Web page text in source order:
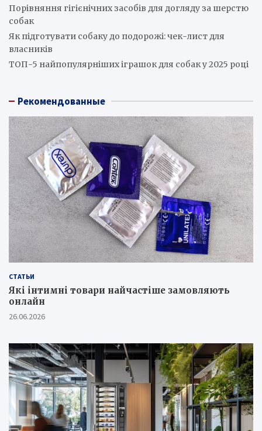
Порівняння гігієнічних засобів для догляду за шерстю
собак
Як підготувати собаку до подорожі: чек-лист для
власників
ТОП-5 найпопулярніших іграшок для собак у 2025 році
Рекомендованные
СТАТЬИ
Які інтимні товари найчастіше замовляють
онлайн
26.06.2026